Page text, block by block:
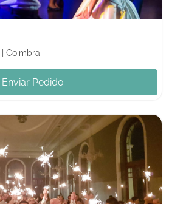
Coimbra
Enviar Pedido